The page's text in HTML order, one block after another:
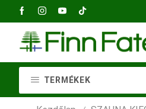
TERMÉKEK